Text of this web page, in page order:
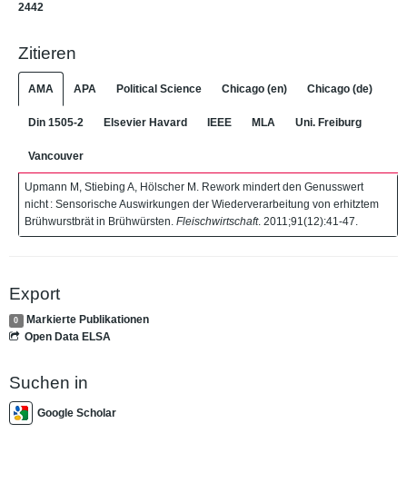
2442
Zitieren
AMA APA Political Science Chicago (en) Chicago (de)
Din 1505-2 Elsevier Havard IEEE MLA Uni. Freiburg
Vancouver
Upmann M, Stiebing A, Hölscher M. Rework mindert den Genusswert
nicht : Sensorische Auswirkungen der Wiederverarbeitung von erhitztem
Brühwurstbrät in Brühwürsten. Fleischwirtschaft. 2011;91(12):41-47.
Export
0
Markierte Publikationen
Open Data ELSA
Suchen in
Google Scholar